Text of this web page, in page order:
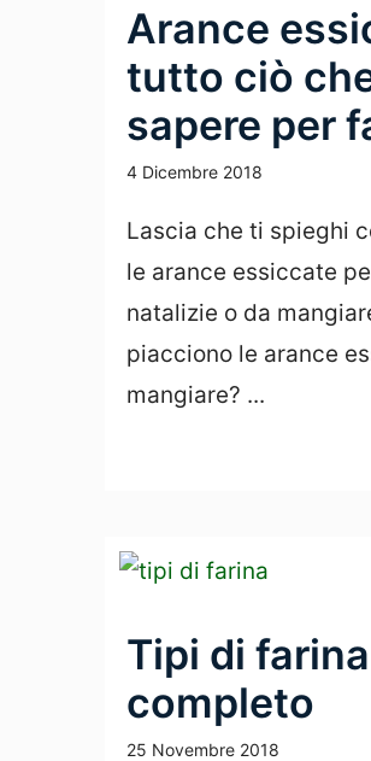
Arance
tutto ciò
sapere per
4 Dicembre 2018
Lascia che ti spieghi
le arance essiccate
natalizie o da
piacciono le arance
mangiare? ...
Tipi di
completo
25 Novembre 2018